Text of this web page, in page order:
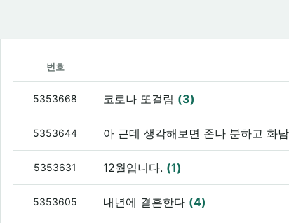
번호
5353668 코로나 또걸림 (3)
5353644 아 근데 생각해보면 존나 분하고 화남
5353631 12월입니다. (1)
5353605 내년에 결혼한다 (4)